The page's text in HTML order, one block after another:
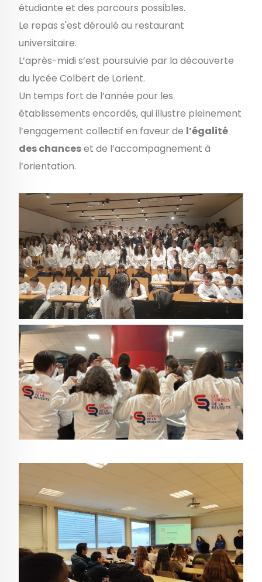
étudiante et des parcours possibles.
Le repas s'est déroulé au restaurant
universitaire.
L’après-midi s’est poursuivie par la découverte
du lycée Colbert de Lorient.
Un temps fort de l’année pour les
établissements encordés, qui illustre pleinement
l’engagement collectif en faveur de l’égalité
des chanceset de l’accompagnement à
l’orientation.